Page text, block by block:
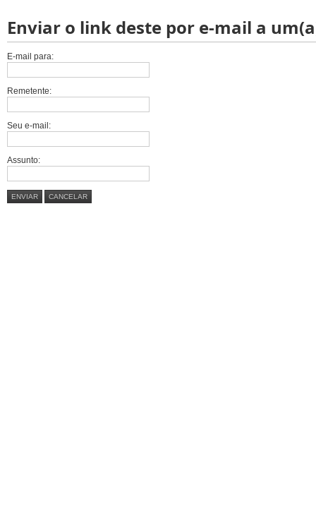
Enviar o link deste por e-mail a
E-mail para:
Remetente:
Seu e-mail:
Assunto:
ENVIAR CANCELAR